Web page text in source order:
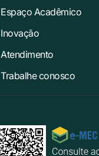
Espaço Acadêmico
Inovação
Atendimento
Trabalhe conosco